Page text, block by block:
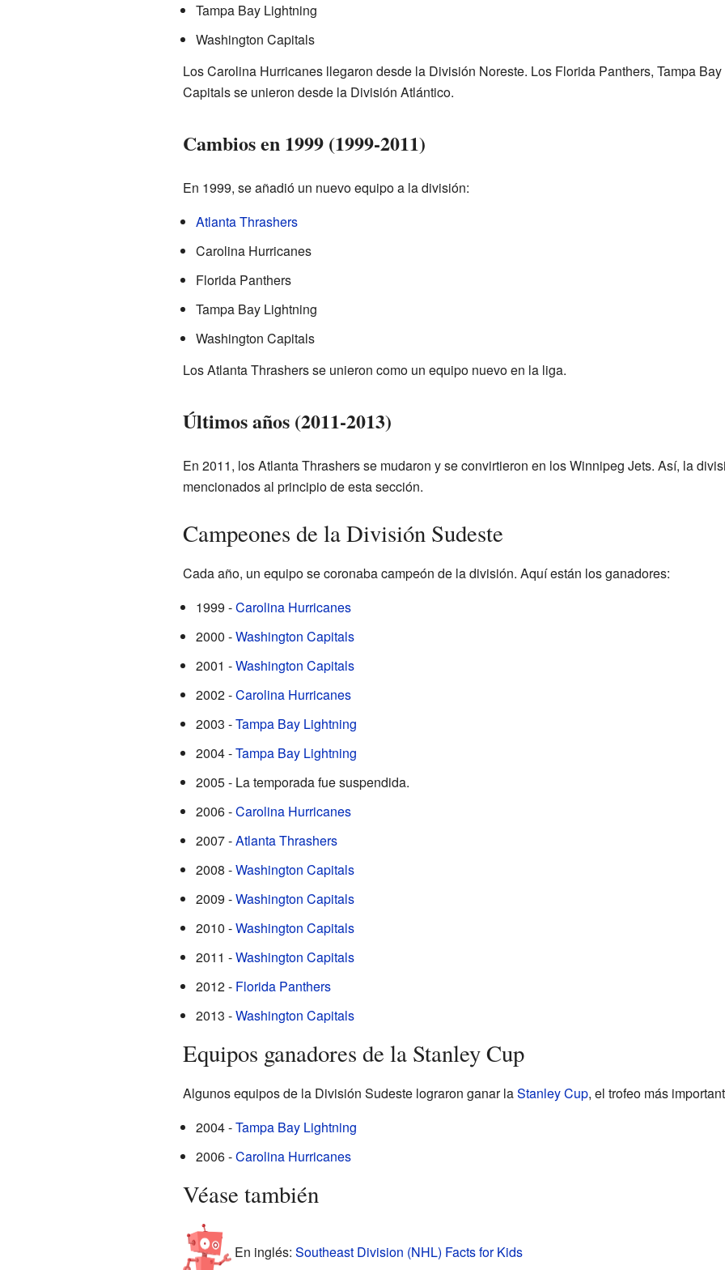
Tampa Bay Lightning
Washington Capitals
Los Carolina Hurricanes llegaron desde la División Noreste. Los Florida Panthers, Tampa
Capitals se unieron desde la División Atlántico.
Cambios en 1999 (1999-2011)
En 1999, se añadió un nuevo equipo a la división:
Atlanta Thrashers
Carolina Hurricanes
Florida Panthers
Tampa Bay Lightning
Washington Capitals
Los Atlanta Thrashers se unieron como un equipo nuevo en la liga.
Últimos años (2011-2013)
En 2011, los Atlanta Thrashers se mudaron y se convirtieron en los Winnipeg Jets. Así, la
mencionados al principio de esta sección.
Campeones de la División Sudeste
Cada año, un equipo se coronaba campeón de la división. Aquí están los ganadores:
1999 -Carolina Hurricanes
2000 -Washington Capitals
2001 -Washington Capitals
2002 -Carolina Hurricanes
2003 -Tampa Bay Lightning
2004 -Tampa Bay Lightning
2005 - La temporada fue suspendida.
2006 -Carolina Hurricanes
2007 -Atlanta Thrashers
2008 -Washington Capitals
2009 -Washington Capitals
2010 -Washington Capitals
2011 -Washington Capitals
2012 - Florida Panthers
2013 -Washington Capitals
Equipos ganadores de la Stanley Cup
Algunos equipos de la División Sudeste lograron ganar laStanley Cup, el trofeo más
2004 -Tampa Bay Lightning
2006 -Carolina Hurricanes
Véase también
En inglés: Southeast Division (NHL) Facts for Kids